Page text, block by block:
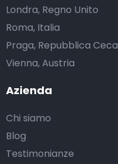
Azienda
Chi siamo
Blog
Testimonianze
Londra, Regno Unito
Roma, Italia
Praga, Repubblica Ceca
Vienna, Austria